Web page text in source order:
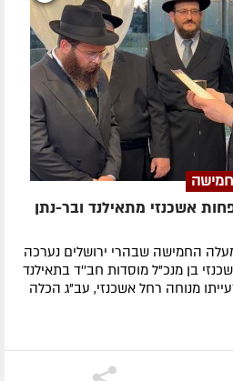
אשכנזי מתאילנד ובר-נתן
החמישה שבהרי ירושלים נערכה
בן מנכ"ל מוסדות חב''ד בתאילנד
מנוחה רחל אשכנזי, עב"ג הכלה